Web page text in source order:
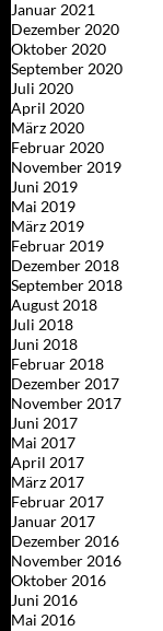
Januar 2021
Dezember 2020
Oktober 2020
September 2020
Juli 2020
April 2020
März 2020
Februar 2020
November 2019
Juni 2019
Mai 2019
März 2019
Februar 2019
Dezember 2018
September 2018
August 2018
Juli 2018
Juni 2018
Februar 2018
Dezember 2017
November 2017
Juni 2017
Mai 2017
April 2017
März 2017
Februar 2017
Januar 2017
Dezember 2016
November 2016
Oktober 2016
Juni 2016
Mai 2016